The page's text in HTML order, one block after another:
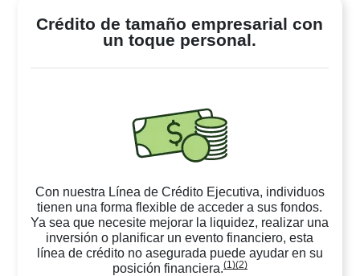
Crédito de tamaño empresarial con
un toque personal.
Con nuestra Línea de Crédito Ejecutiva, individuos
tienen una forma flexible de acceder a sus fondos.
Ya sea que necesite mejorar la liquidez, realizar una
inversión o planificar un evento financiero, esta
línea de crédito no asegurada puede ayudar en su
posición financiera.(1)(2)